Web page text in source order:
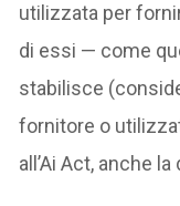
utilizzata per
di essi — come
stabilisce
fornitore o
all’Ai Act, anche